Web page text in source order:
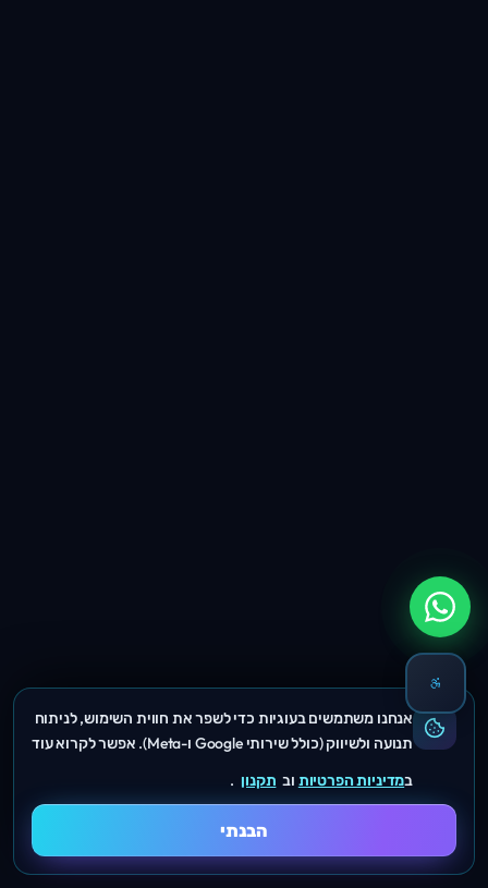
אנחנו משתמשים בעוגיות כדי לשפר את חווית השימוש, לניתוח
תנועה ולשיווק (כולל שירותי Google ו-Meta). אפשר לקרוא עוד
במדיניות הפרטיות וב תקנון .
הבנתי